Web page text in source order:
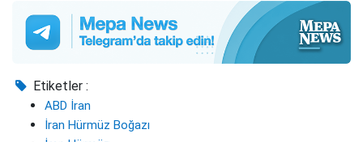
Etiketler :
ABD İran
İran Hürmüz Boğazı